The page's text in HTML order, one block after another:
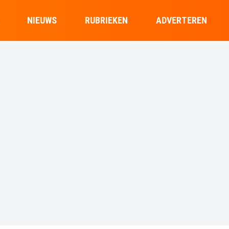
NIEUWS RUBRIEKEN ADVERTEREN